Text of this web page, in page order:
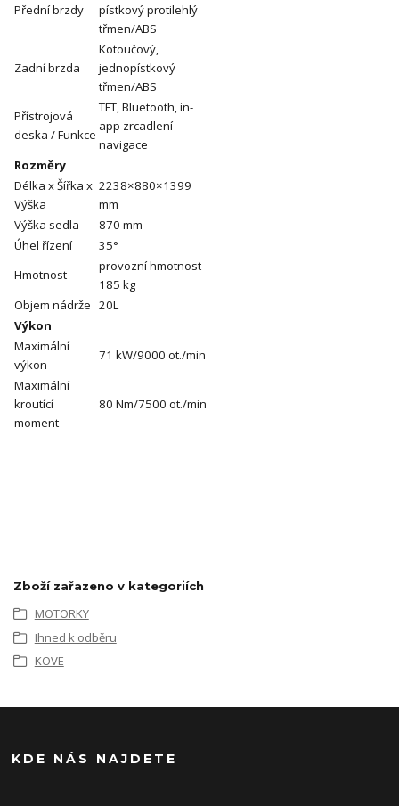
Přední brzdy
pístkový protilehlý
třmen/ABS
Zadní brzda
Kotoučový,
jednopístkový
třmen/ABS
Přístrojová
deska / Funkce
TFT, Bluetooth, in-
app zrcadlení
navigace
Rozměry
Délka x Šířka x
Výška
2238×880×1399
mm
Výška sedla
870 mm
Úhel řízení
35°
Hmotnost
provozní hmotnost
185 kg
Objem nádrže 20L
Výkon
Maximální
výkon
71 kW/9000 ot./min
Maximální
kroutící
moment
80 Nm/7500 ot./min
Zboží zařazeno v kategoriích
MOTORKY
Ihned k odběru
KOVE
KDE NÁS NAJDETE